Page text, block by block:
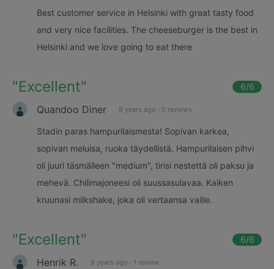
Best customer service in Helsinki with great tasty food
and very nice facilities. The cheeseburger is the best in
Helsinki and we love going to eat there
"Excellent" 6/6
Quandoo Diner 9 years ago · 0 reviews
Stadin paras hampurilaismesta! Sopivan karkea,
sopivan meluisa, ruoka täydellistä. Hampurilaisen pihvi
oli juuri täsmälleen "medium", tirisi nestettä oli paksu ja
mehevä. Chilimajoneesi oli suussasulavaa. Kaiken
kruunasi milkshake, joka oli vertaansa vaille.
"Excellent" 6/6
Henrik R. 9 years ago · 1 review